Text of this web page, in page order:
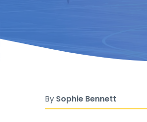
By Sophie Bennett